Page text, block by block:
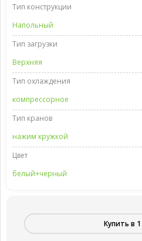
Тип конструкции
Напольный
Тип загрузки
Верхняя
Тип охлаждения
компрессорное
Тип кранов
нажим кружкой
Цвет
белый+черный
Купить в